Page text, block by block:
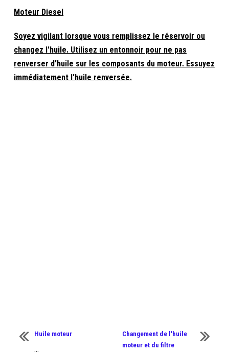
Moteur Diesel
Soyez vigilant lorsque vous remplissez le réservoir ou
changez l'huile. Utilisez un entonnoir pour ne pas
renverser d'huile sur les composants du moteur. Essuyez
immédiatement l'huile renversée.
Huile moteur
...
Changement de l'huile
moteur et du filtre